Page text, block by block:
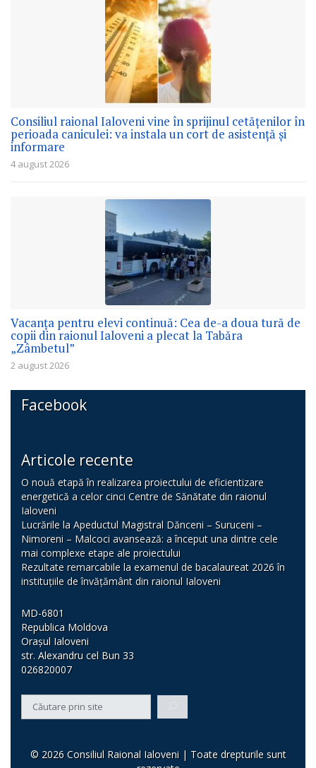
Consiliul raional Ialoveni vine în sprijinul cetățenilor în
perioada caniculei: va instala un cort de asistență și
informare
4 august 2026
Vacanța pentru elevi continuă: Cea de-a doua tură de
copii din raionul Ialoveni a plecat la Tabăra
„Zâmbetul”
2 august 2026
Facebook
Articole recente
O nouă etapă în realizarea proiectului de eficientizare
energetică a celor cinci Centre de Sănătate din raionul
Ialoveni
Lucrările la Apeductul Magistral Dănceni – Suruceni –
Nimoreni – Malcoci avansează: a început una dintre cele
mai complexe etape ale proiectului
Rezultate remarcabile la examenul de bacalaureat 2026 în
instituțiile de învățământ din raionul Ialoveni
MD-6801
Republica Moldova
Orașul Ialoveni
str. Alexandru cel Bun 33
026820007
© 2026 Consiliul Raional Ialoveni | Toate drepturile sunt